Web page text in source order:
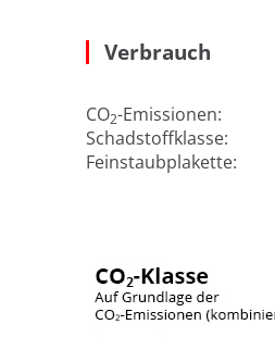
Verbrauch
CO2-Emissionen:
Schadstoffklasse:
Feinstaubplakette: